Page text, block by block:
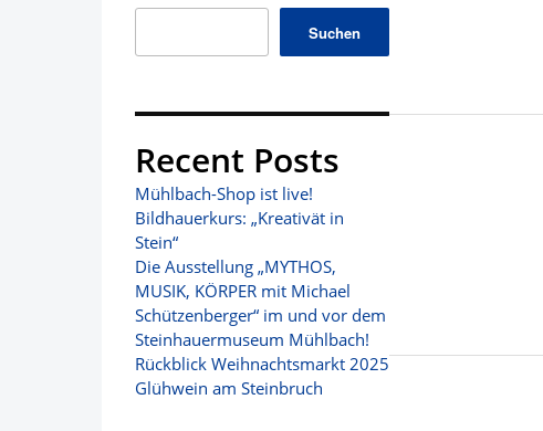
Suchen
Recent Posts
Mühlbach-Shop ist live!
Bildhauerkurs: „Kreativät in
Stein“
Die Ausstellung „MYTHOS,
MUSIK, KÖRPER mit Michael
Schützenberger“ im und vor dem
Steinhauermuseum Mühlbach!
Rückblick Weihnachtsmarkt 2025
Glühwein am Steinbruch